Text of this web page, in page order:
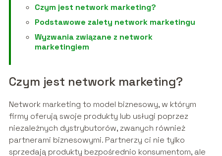
Czym jest network marketing?
Podstawowe zalety network marketingu
Wyzwania związane z network
marketingiem
Czym jest network marketing?
Network marketing to model biznesowy, w którym
firmy oferują swoje produkty lub usługi poprzez
niezależnych dystrybutorów, zwanych również
partnerami biznesowymi. Partnerzy ci nie tylko
sprzedają produkty bezpośrednio konsumentom, ale